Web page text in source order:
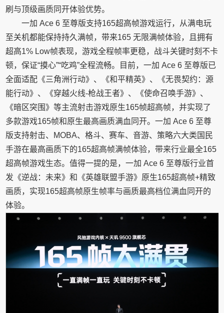
刷与顶级画质同开体验优势。
一加 Ace 6 至尊版支持165超高帧游戏运行，从满电玩
至关机都能保持持久满帧，带来165 无限满帧体验，且拥有
超高1% Low帧表现，游戏全程帧率更稳，战斗关键时刻不卡
顿，保证“摸心”“吃鸡”全程流畅。目前，一加 Ace 6 至尊版已
全面适配《三角洲行动》、《和平精英》、《无畏契约：源
能行动》、《穿越火线-枪战王者》、《使命召唤手游》、
《暗区突围》等主流射击游戏原生165帧超高帧，并实现了
多款游戏165帧和原生最高画质满血同开。一加 Ace 6 至尊
版支持射击、MOBA、格斗、赛车、音游、策略六大类国民
手游在最高画质下的165超高帧满帧体验，带来行业最全165
超高帧游戏生态。值得一提的是，一加 Ace 6 至尊版行业首
发《逆战：未来》和《英雄联盟手游》原生165超高帧+精致
画质，实现165超高帧原生帧率与画质最高档位满血同开的
体验。